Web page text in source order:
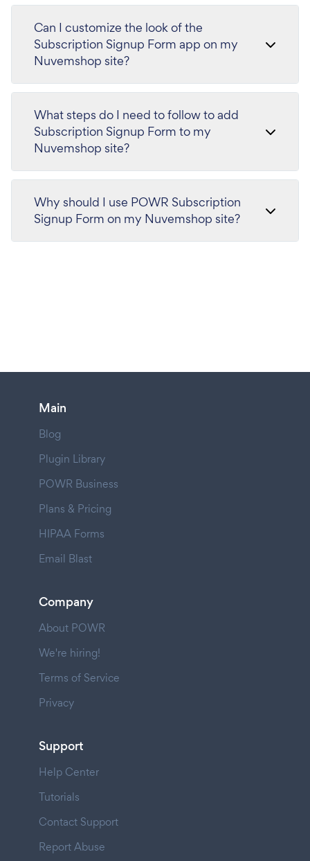
Can I customize the look of the
Subscription Signup Form app on my
Nuvemshop site?
What steps do I need to follow to add
Subscription Signup Form to my
Nuvemshop site?
Why should I use POWR Subscription
Signup Form on my Nuvemshop site?
Main
Blog
Plugin Library
POWR Business
Plans & Pricing
HIPAA Forms
Email Blast
Company
About POWR
We're hiring!
Terms of Service
Privacy
Support
Help Center
Tutorials
Contact Support
Report Abuse